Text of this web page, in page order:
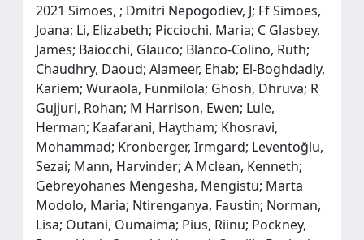
2021 Simoes, ; Dmitri Nepogodiev, J; Ff Simoes,
Joana; Li, Elizabeth; Picciochi, Maria; C Glasbey,
James; Baiocchi, Glauco; Blanco-Colino, Ruth;
Chaudhry, Daoud; Alameer, Ehab; El-Boghdadly,
Kariem; Wuraola, Funmilola; Ghosh, Dhruva; R
Gujjuri, Rohan; M Harrison, Ewen; Lule,
Herman; Kaafarani, Haytham; Khosravi,
Mohammad; Kronberger, Irmgard; Leventoğlu,
Sezai; Mann, Harvinder; A Mclean, Kenneth;
Gebreyohanes Mengesha, Mengistu; Marta
Modolo, Maria; Ntirenganya, Faustin; Norman,
Lisa; Outani, Oumaima; Pius, Riinu; Pockney,